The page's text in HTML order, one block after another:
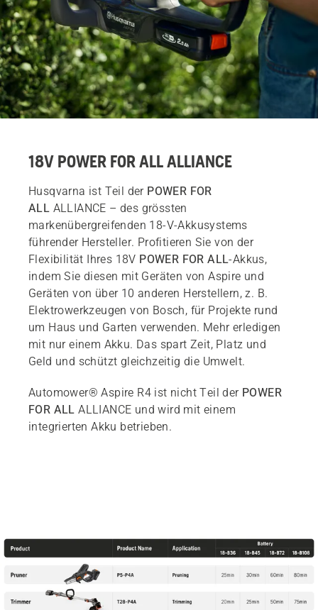
18V POWER FOR ALL ALLIANCE
Husqvarna ist Teil der POWER FOR
ALL ALLIANCE – des grössten
markenübergreifenden 18-V-Akkusystems
führender Hersteller. Profitieren Sie von der
Flexibilität Ihres 18V POWER FOR ALL-Akkus,
indem Sie diesen mit Geräten von Aspire und
Geräten von über 10 anderen Herstellern, z. B.
Elektrowerkzeugen von Bosch, für Projekte rund
um Haus und Garten verwenden. Mehr erledigen
mit nur einem Akku. Das spart Zeit, Platz und
Geld und schützt gleichzeitig die Umwelt.
Automower® Aspire R4 ist nicht Teil der POWER
FOR ALL ALLIANCE und wird mit einem
integrierten Akku betrieben.